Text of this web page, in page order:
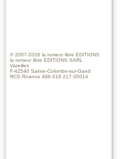
© 2007-2026 la rumeur libre EDITIONS
la rumeur libre EDITIONS SARL
Vareilles
F-42540 Sainte-Colombe-sur-Gand
RCS Roanne 498 018 217 00014